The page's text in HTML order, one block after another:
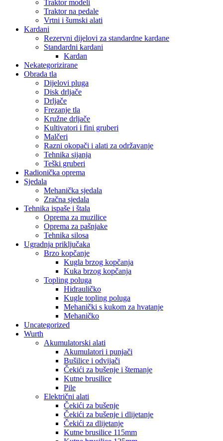
Traktor modeli
Traktor na pedale
Vrtni i šumski alati
Kardani
Rezervni dijelovi za standardne kardane
Standardni kardani
Kardan
Nekategorizirane
Obrada tla
Dijelovi pluga
Disk drljače
Drljače
Frezanje tla
Kružne drljače
Kultivatori i fini gruberi
Malčeri
Razni okopači i alati za održavanje
Tehnika sijanja
Teški gruberi
Radionička oprema
Sjedala
Mehanička sjedala
Zračna sjedala
Tehnika ispaše i štala
Oprema za muzilice
Oprema za pašnjake
Tehnika silosa
Ugradnja priključaka
Brzo kopčanje
Kugla brzog kopčanja
Kuka brzog kopčanja
Topling poluga
Hidrauličko
Kugle topling poluga
Mehanički s kukom za hvatanje
Mehaničko
Uncategorized
Wurth
Akumulatorski alati
Akumulatori i punjači
Bušilice i odvijači
Čekići za bušenje i štemanje
Kutne brusilice
Pile
Električni alati
Čekići za bušenje
Čekići za bušenje i dlijetanje
Čekići za dlijetanje
Kutne brusilice 115mm